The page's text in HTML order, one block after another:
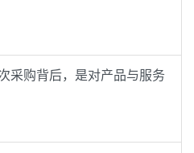
采购背后，是对产品与服务